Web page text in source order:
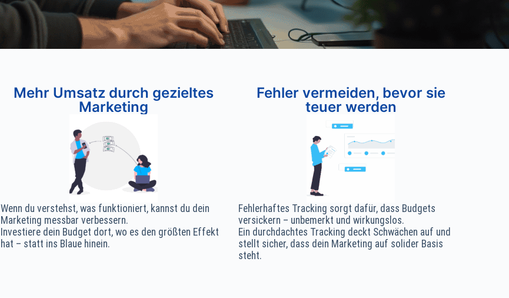
Mehr Umsatz durch gezieltes
Marketing
Wenn du verstehst, was funktioniert, kannst du dein
Marketing messbar verbessern.
Investiere dein Budget dort, wo es den größten Effekt
hat – statt ins Blaue hinein.
Fehler vermeiden, bevor sie
teuer werden
Fehlerhaftes Tracking sorgt dafür, dass Budgets
versickern – unbemerkt und wirkungslos.
Ein durchdachtes Tracking deckt Schwächen auf und
stellt sicher, dass dein Marketing auf solider Basis
steht.